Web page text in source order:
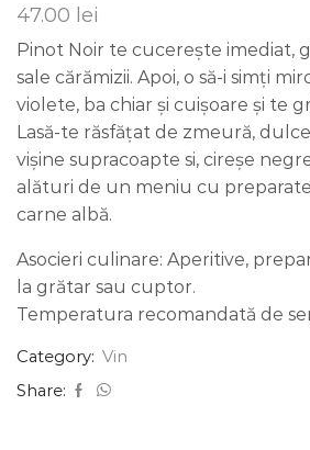
47.00 lei
Pinot Noir te cucerește imediat,
sale cărămizii. Apoi, o să-i simți
violete, ba chiar și cuișoare și te
Lasă-te răsfățat de zmeură,
vișine supracoapte si, cireșe
alături de un meniu cu
carne albă.
Asocieri culinare: Aperitive,
la grătar sau cuptor.
Temperatura recomandată de
Category: Vin
Share: